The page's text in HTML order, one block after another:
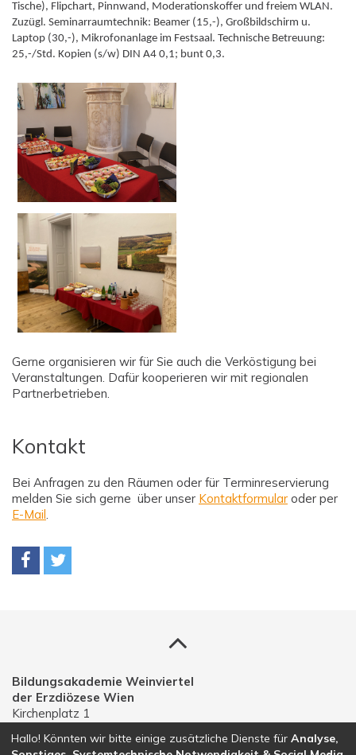
Tische), Flipchart, Pinnwand, Moderationskoffer und freiem WLAN.
Zuzügl. Seminarraumtechnik: Beamer (15,-), Großbildschirm u.
Laptop (30,-), Mikrofonanlage im Festsaal. Technische Betreuung:
25,-/Std. Kopien (s/w) DIN A4 0,1; bunt 0,3.
Gerne organisieren wir für Sie auch die Verköstigung bei
Veranstaltungen. Dafür kooperieren wir mit regionalen
Partnerbetrieben.
Kontakt
Bei Anfragen zu den Räumen oder für Terminreservierung
melden Sie sich gerne über unser Kontaktformular oder per
E-Mail.
Bildungsakademie Weinviertel
der Erzdiözese Wien
Kirchenplatz 1
Hallo! Könnten wir bitte einige zusätzliche Dienste für Analyse,